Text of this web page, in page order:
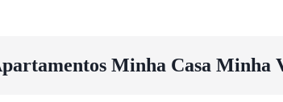
Minha Casa Minha